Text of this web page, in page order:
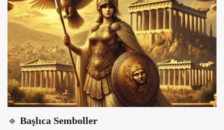
🔹 Başlıca Semboller